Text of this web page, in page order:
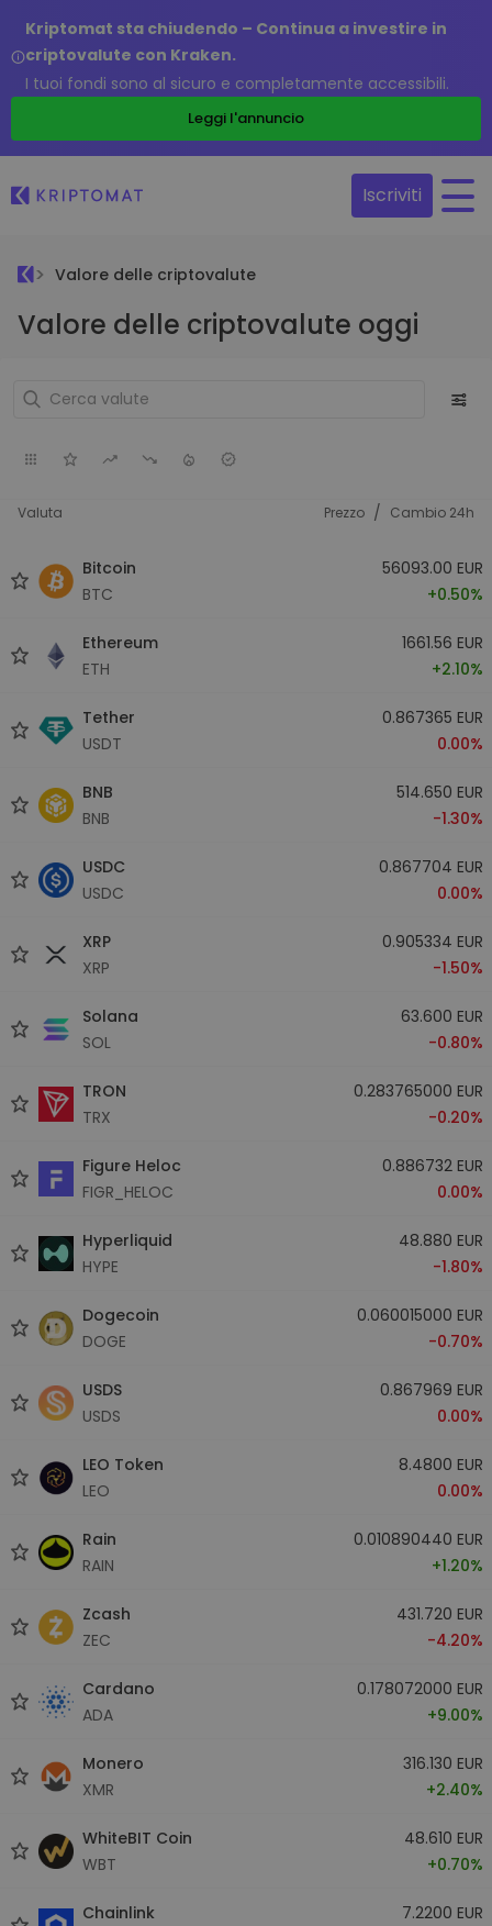
Kriptomat sta chiudendo – Continua a investire in
criptovalute con Kraken.
I tuoi fondi sono al sicuro e completamente accessibili.
Leggi l'annuncio
Iscriviti
Valore delle criptovalute
Valore delle criptovalute oggi
Valuta Prezzo / Cambio 24h
Bitcoin
BTC
56093.00 EUR
+0.50%
Ethereum
ETH
1661.56 EUR
+2.10%
Tether
USDT
0.867365 EUR
0.00%
BNB
BNB
514.650 EUR
-1.30%
USDC
USDC
0.867704 EUR
0.00%
XRP
XRP
0.905334 EUR
-1.50%
Solana
SOL
63.600 EUR
-0.80%
TRON
TRX
0.283765000 EUR
-0.20%
Figure Heloc
FIGR_HELOC
0.886732 EUR
0.00%
Hyperliquid
HYPE
48.880 EUR
-1.80%
Dogecoin
DOGE
0.060015000 EUR
-0.70%
USDS
USDS
0.867969 EUR
0.00%
LEO Token
LEO
8.4800 EUR
0.00%
Rain
RAIN
0.010890440 EUR
+1.20%
Zcash
ZEC
431.720 EUR
-4.20%
Cardano
ADA
0.178072000 EUR
+9.00%
Monero
XMR
316.130 EUR
+2.40%
WhiteBIT Coin
WBT
48.610 EUR
+0.70%
Chainlink
7.2200 EUR